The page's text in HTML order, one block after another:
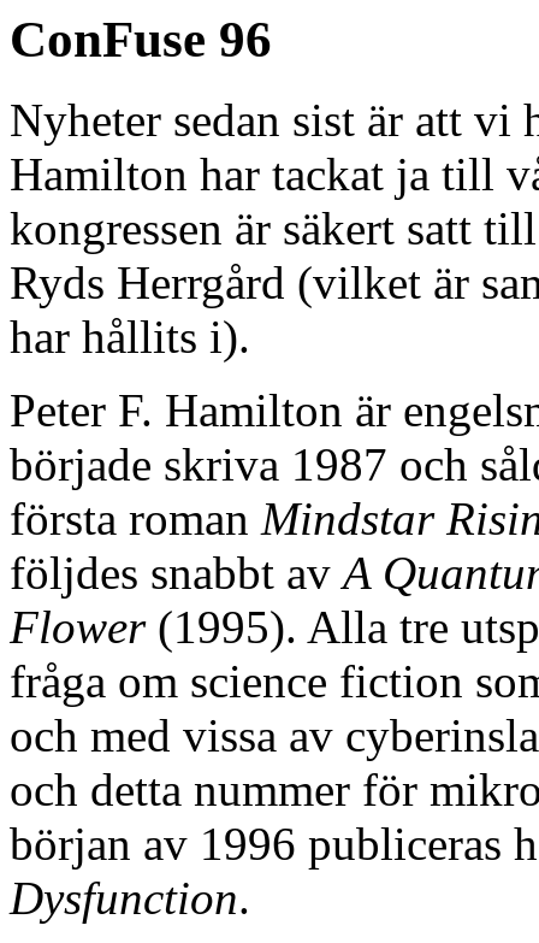
ConFuse 96
Nyheter sedan sist är att vi
Hamilton har tackat ja till
kongressen är säkert satt
Ryds Herrgård (vilket är
har hållits i).
Peter F. Hamilton är
började skriva 1987 och
första roman Mindstar
följdes snabbt avA
Flower(1995). Alla tre
fråga om science fiction
och med vissa av
och detta nummer för
början av 1996 publiceras
Dysfunction.